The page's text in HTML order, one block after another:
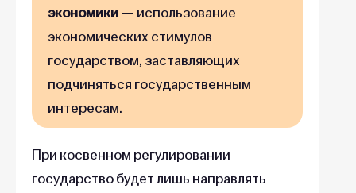
экономики— использование
экономических стимулов
государством, заставляющих
подчиняться государственным
интересам.
При косвенном регулировании
государство будет лишь направлять